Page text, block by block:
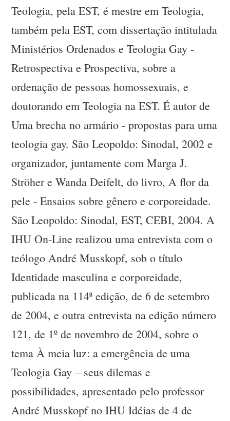
Teologia, pela EST, é mestre em Teologia,
também pela EST, com dissertação intitulada
Ministérios Ordenados e Teologia Gay -
Retrospectiva e Prospectiva, sobre a
ordenação de pessoas homossexuais, e
doutorando em Teologia na EST. É autor de
Uma brecha no armário - propostas para uma
teologia gay. São Leopoldo: Sinodal, 2002 e
organizador, juntamente com Marga J.
Ströher e Wanda Deifelt, do livro, A flor da
pele - Ensaios sobre gênero e corporeidade.
São Leopoldo: Sinodal, EST, CEBI, 2004. A
IHU On-Line realizou uma entrevista com o
teólogo André Musskopf, sob o título
Identidade masculina e corporeidade,
publicada na 114ª edição, de 6 de setembro
de 2004, e outra entrevista na edição número
121, de 1º de novembro de 2004, sobre o
tema À meia luz: a emergência de uma
Teologia Gay – seus dilemas e
possibilidades, apresentado pelo professor
André Musskopf no IHU Idéias de 4 de